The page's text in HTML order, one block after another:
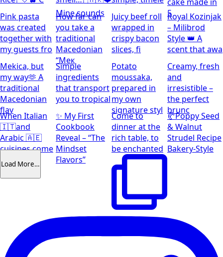
Mine sounds
5
Pink pasta
was created
together with
my guests fro
How far can
you take a
traditional
Macedonian
“Мек
Juicy beef roll
wrapped in
crispy bacon
slices, fi
Royal Kozinjak
– Milibrod
Style 👑 A
scent that awa
Mekica, but
my way🫶 A
traditional
Macedonian
flav
Simple
ingredients
that transport
you to tropical
Potato
moussaka,
prepared in
my own
signature styl
Creamy, fresh
and
irresistible –
the perfect
brunc
When Italian
🇮🇹and
Arabic 🇦🇪
cuisines come
together
✨ My First
Cookbook
Reveal – “The
Mindset
Flavors”
Come to
dinner at the
rich table, to
be enchanted
🥐Poppy Seed
& Walnut
Strudel Recipe
Bakery-Style
Load More…